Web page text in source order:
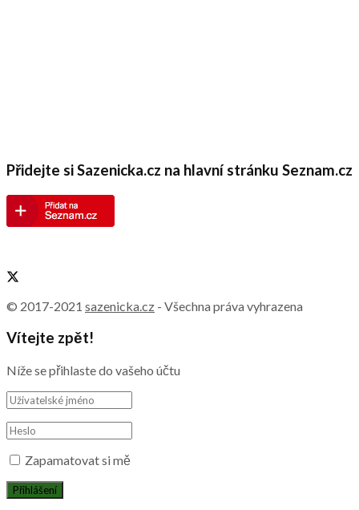
Přidejte si Sazenicka.cz na hlavní stránku Seznam.cz
© 2017-2021 sazenicka.cz - Všechna práva vyhrazena
Vítejte zpět!
Níže se přihlaste do vašeho účtu
Zapamatovat si mě